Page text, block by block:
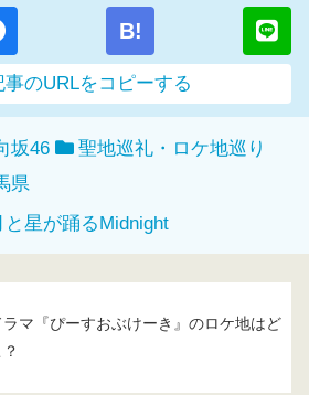
B!
のURLをコピーする
坂46
聖地巡礼・ロケ地巡り
県
と星が踊るMidnight
ラマ『ぴーすおぶけーき』のロケ地はど
？